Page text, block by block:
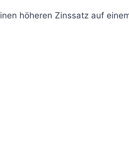
höheren Zinssatz auf